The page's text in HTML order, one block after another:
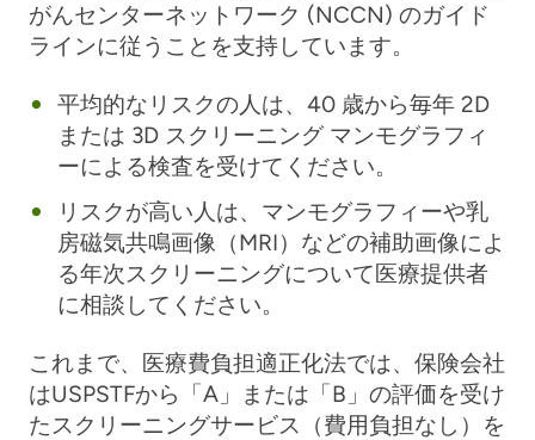
がんセンターネットワーク (NCCN) のガイド
ラインに従うことを支持しています。
平均的なリスクの人は、40 歳から毎年 2D
または 3D スクリーニング マンモグラフィ
ーによる検査を受けてください。
リスクが高い人は、マンモグラフィーや乳
房磁気共鳴画像（MRI）などの補助画像によ
る年次スクリーニングについて医療提供者
に相談してください。
これまで、医療費負担適正化法では、保険会社
はUSPSTFから「A」または「B」の評価を受け
たスクリーニングサービス（費用負担なし）を